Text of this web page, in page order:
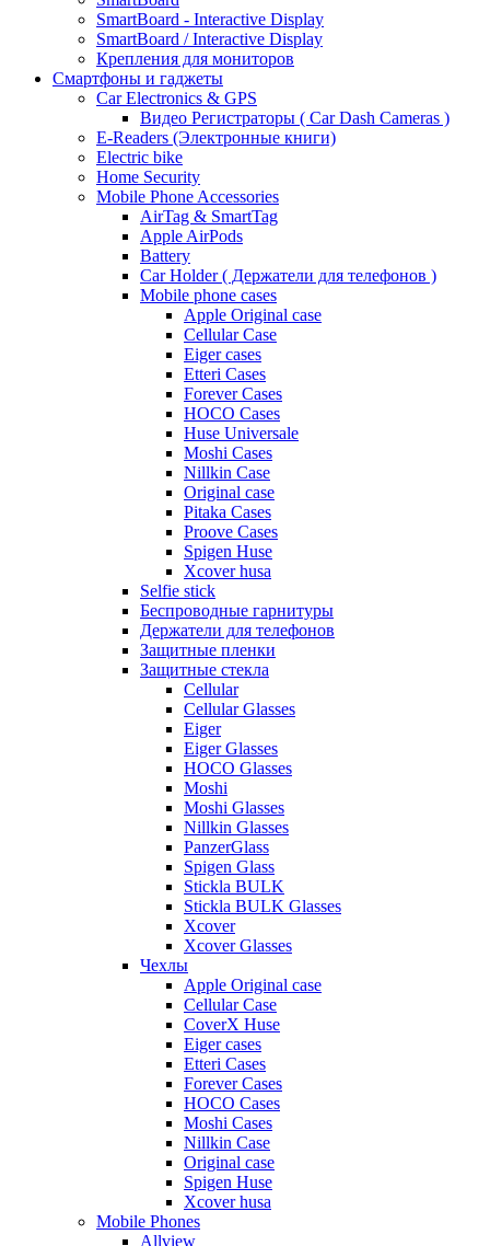
SmartBoard - Interactive Display
SmartBoard / Interactive Display
Крепления для мониторов
Смартфоны и гаджеты
Car Electronics & GPS
Видео Регистраторы ( Car Dash Cameras )
E-Readers (Электронные книги)
Electric bike
Home Security
Mobile Phone Accessories
AirTag & SmartTag
Apple AirPods
Battery
Car Holder ( Держатели для телефонов )
Mobile phone cases
Apple Original case
Cellular Case
Eiger cases
Etteri Cases
Forever Cases
HOCO Cases
Huse Universale
Moshi Cases
Nillkin Case
Original case
Pitaka Cases
Proove Cases
Spigen Huse
Xcover husa
Selfie stick
Беспроводные гарнитуры
Держатели для телефонов
Защитные пленки
Защитные стекла
Cellular
Cellular Glasses
Eiger
Eiger Glasses
HOCO Glasses
Moshi
Moshi Glasses
Nillkin Glasses
PanzerGlass
Spigen Glass
Stickla BULK
Stickla BULK Glasses
Xcover
Xcover Glasses
Чехлы
Apple Original case
Cellular Case
CoverX Huse
Eiger cases
Etteri Cases
Forever Cases
HOCO Cases
Moshi Cases
Nillkin Case
Original case
Spigen Huse
Xcover husa
Mobile Phones
Allview